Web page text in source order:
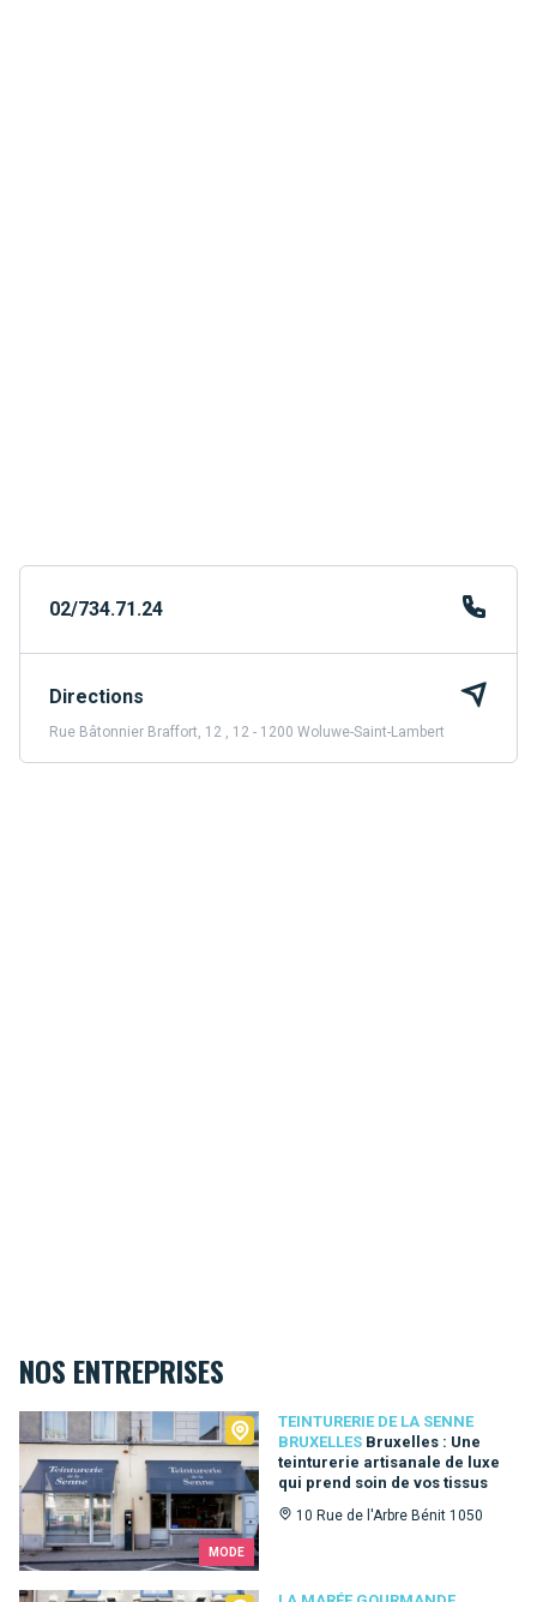
02/734.71.24
Directions
Rue Bâtonnier Braffort, 12 , 12 - 1200 Woluwe-Saint-Lambert
NOS ENTREPRISES
MODE
TEINTURERIE DE LA SENNE
BRUXELLES Bruxelles : Une
teinturerie artisanale de luxe
qui prend soin de vos tissus
10 Rue de l'Arbre Bénit 1050
Teinturerie de la Senne Bruxelles